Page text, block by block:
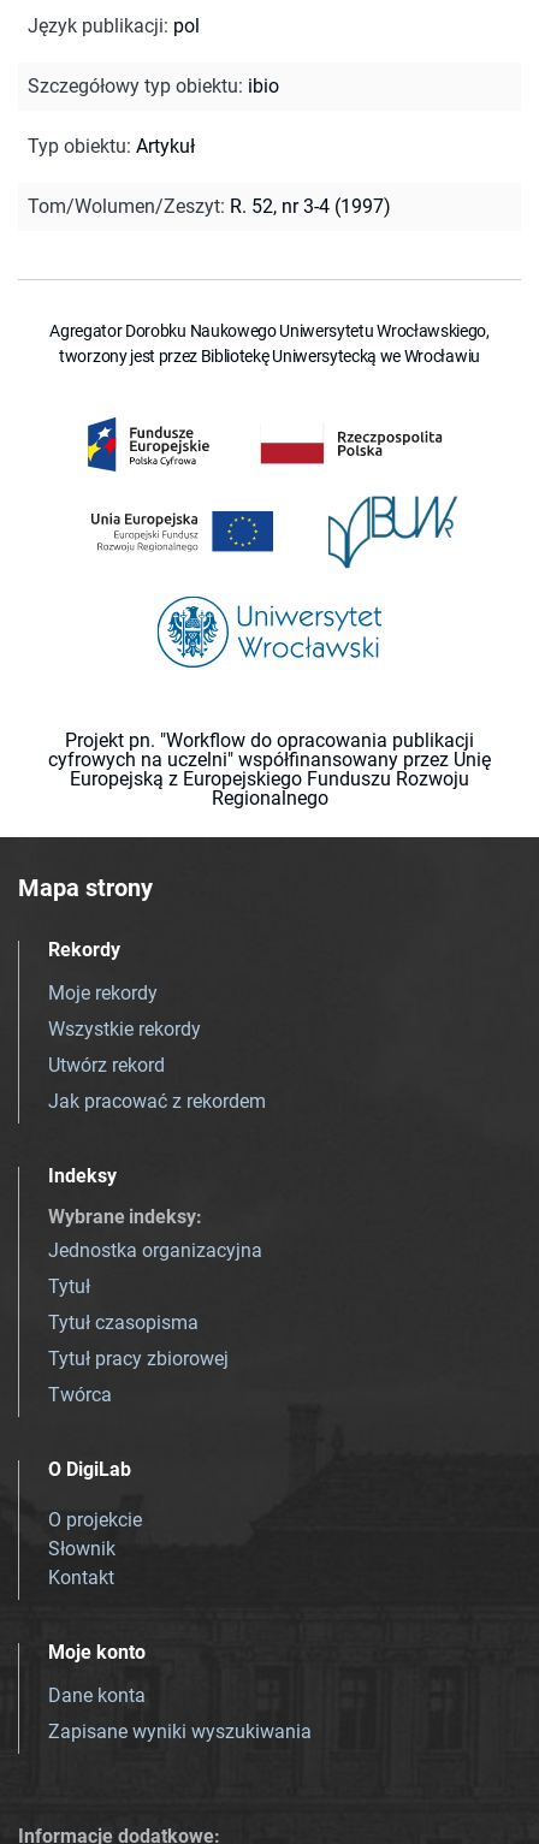
Język publikacji: pol
Szczegółowy typ obiektu: ibio
Typ obiektu: Artykuł
Tom/Wolumen/Zeszyt: R. 52, nr 3-4 (1997)
Agregator Dorobku Naukowego Uniwersytetu Wrocławskiego,
tworzony jest przez Bibliotekę Uniwersytecką we Wrocławiu
Projekt pn. "Workflow do opracowania publikacji
cyfrowych na uczelni" współfinansowany przez Unię
Europejską z Europejskiego Funduszu Rozwoju
Regionalnego
Mapa strony
Rekordy
Moje rekordy
Wszystkie rekordy
Utwórz rekord
Jak pracować z rekordem
Indeksy
Wybrane indeksy:
Jednostka organizacyjna
Tytuł
Tytuł czasopisma
Tytuł pracy zbiorowej
Twórca
O DigiLab
O projekcie
Słownik
Kontakt
Moje konto
Dane konta
Zapisane wyniki wyszukiwania
Informacje dodatkowe: